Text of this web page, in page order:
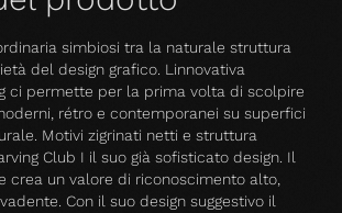
simbiosi tra la naturale struttura
del design grafico. Linnovativa
ci permette per la prima volta di scolpire
rétro e contemporanei su superfici
Motivi zigrinati netti e struttura
Club I il suo già sofisticato design. Il
crea un valore di riconoscimento alto,
Con il suo design suggestivo il